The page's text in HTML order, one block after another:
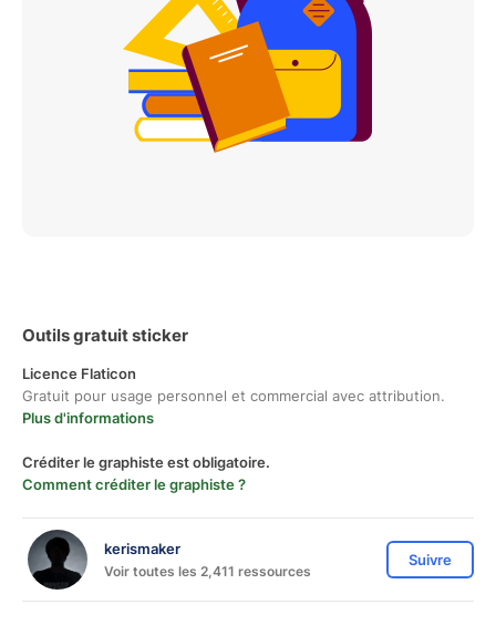
Outils gratuit sticker
Licence Flaticon
Gratuit pour usage personnel et commercial avec attribution.
Plus d'informations
Créditer le graphiste est obligatoire.
Comment créditer le graphiste ?
kerismaker
Voir toutes les 2,411 ressources
Suivre